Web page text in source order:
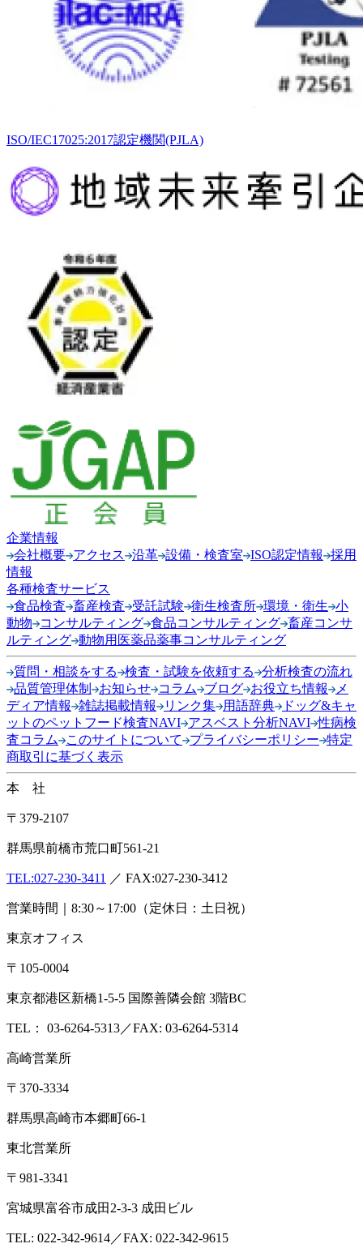
ISO/IEC17025:2017認定機関(PJLA)
企業情報
会社概要 アクセス 沿革 設備・検査室 ISO認定情報
採用
情報
各種検査サービス
食品検査 畜産検査 受託試験 衛生検査所 環境・衛生 小
動物
コンサルティング 食品コンサルティング 畜産コンサ
ルティング 動物用医薬品薬事コンサルティング
質問・相談をする 検査・試験を依頼する
分析検査の流れ
品質管理体制
お知らせ コラム ブログ お役立ち情報
メ
ディア情報
雑誌掲載情報 リンク集 用語辞典
ドッグ&キャ
ットのペットフード検査NAVI アスベスト分析NAVI 性病検
査コラム
このサイトについて プライバシーポリシー 特定
商取引に基づく表示
本 社
〒379-2107
群馬県前橋市荒口町561-21
TEL:027-230-3411 ／ FAX:027-230-3412
営業時間｜8:30～17:00（定休日：土日祝）
東京オフィス
〒105-0004
東京都港区新橋1-5-5 国際善隣会館 3階BC
TEL： 03-6264-5313／FAX: 03-6264-5314
高崎営業所
〒370-3334
群馬県高崎市本郷町66-1
東北営業所
〒981-3341
宮城県富谷市成田2-3-3 成田ビル
TEL: 022-342-9614／FAX: 022-342-9615